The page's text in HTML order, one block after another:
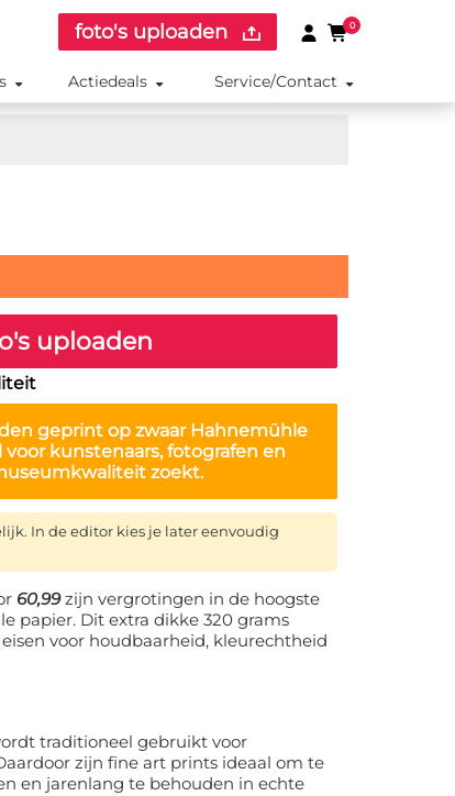
foto's uploaden 0
Actiedeals Service/Contact
uploaden
geprint op zwaar Hahnemühle
voor kunstenaars, fotografen en
zoekt.
In de editor kies je later eenvoudig
60,99zijn vergrotingen in de hoogste
papier. Dit extra dikke 320 grams
voor houdbaarheid, kleurechtheid
traditioneel gebruikt voor
zijn fine art prints ideaal om te
en jarenlang te behouden in echte